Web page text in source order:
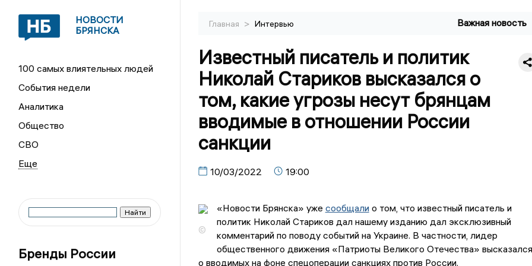
НОВОСТИ
БРЯНСКА
100 самых влиятельных людей
События недели
Аналитика
Общество
СВО
Бренды России
Главная > Интервью Важная новость
Известный писатель и политик
Николай Стариков высказался о
том, какие угрозы несут брянцам
вводимые в отношении России
санкции
10/03/2022 19:00
©
«Новости Брянска» уже сообщалио том, что известный писатель и
политик Николай Стариков дал нашему изданию дал эксклюзивный
комментарий по поводу событий на Украине. В частности, лидер
общественного движения «Патриоты Великого Отечества» высказался
о вводимых на фоне спецоперации санкциях против России.